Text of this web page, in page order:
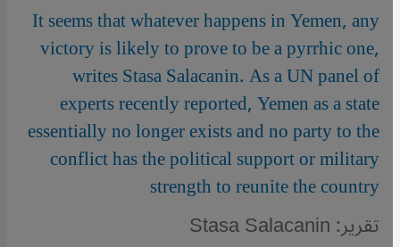
It seems that whatever happens in Yemen, any
victory is likely to prove to be a pyrrhic one,
writes Stasa Salacanin. As a UN panel of
experts recently reported, Yemen as a state
essentially no longer exists and no party to the
conflict has the political support or military
strength to reunite the country
تقرير: Stasa Salacanin